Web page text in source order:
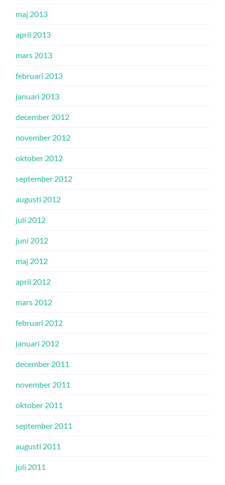
maj 2013
april 2013
mars 2013
februari 2013
januari 2013
december 2012
november 2012
oktober 2012
september 2012
augusti 2012
juli 2012
juni 2012
maj 2012
april 2012
mars 2012
februari 2012
januari 2012
december 2011
november 2011
oktober 2011
september 2011
augusti 2011
juli 2011